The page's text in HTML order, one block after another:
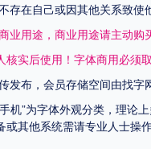
在自己或因其他关系致使
用途，商业用途请主动购
实后使用！字体商用必须
发布，会员存储空间由找
机”为字体外观分类，理论
其他系统需请专业人士